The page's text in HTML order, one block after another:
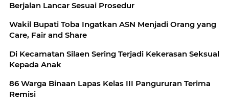
Berjalan Lancar Sesuai Prosedur
Wakil Bupati Toba Ingatkan ASN Menjadi Orang yang
Care, Fair and Share
Di Kecamatan Silaen Sering Terjadi Kekerasan Seksual
Kepada Anak
86 Warga Binaan Lapas Kelas III Pangururan Terima
Remisi